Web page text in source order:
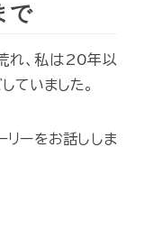
で
れ、私は20年以
ていました。
リーをお話ししま